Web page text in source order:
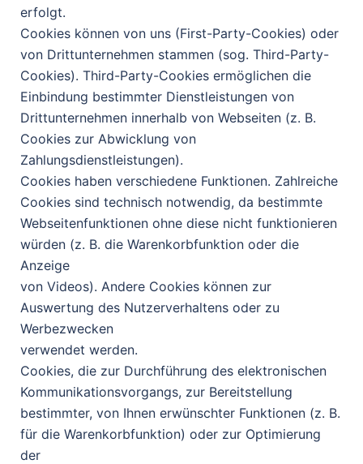
erfolgt.
Cookies können von uns (First-Party-Cookies) oder
von Drittunternehmen stammen (sog. Third-Party-
Cookies). Third-Party-Cookies ermöglichen die
Einbindung bestimmter Dienstleistungen von
Drittunternehmen innerhalb von Webseiten (z. B.
Cookies zur Abwicklung von
Zahlungsdienstleistungen).
Cookies haben verschiedene Funktionen. Zahlreiche
Cookies sind technisch notwendig, da bestimmte
Webseitenfunktionen ohne diese nicht funktionieren
würden (z. B. die Warenkorbfunktion oder die
Anzeige
von Videos). Andere Cookies können zur
Auswertung des Nutzerverhaltens oder zu
Werbezwecken
verwendet werden.
Cookies, die zur Durchführung des elektronischen
Kommunikationsvorgangs, zur Bereitstellung
bestimmter, von Ihnen erwünschter Funktionen (z. B.
für die Warenkorbfunktion) oder zur Optimierung
der